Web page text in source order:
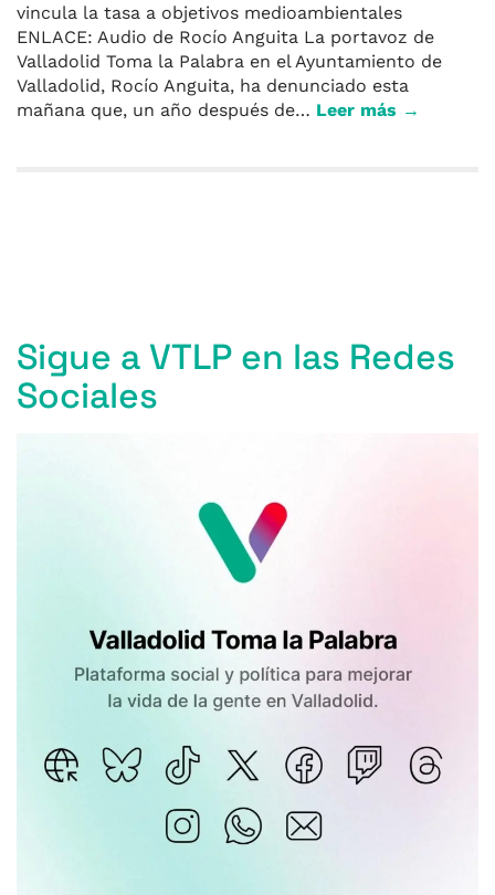
vincula la tasa a objetivos medioambientales
ENLACE: Audio de Rocío Anguita La portavoz de
Valladolid Toma la Palabra en el Ayuntamiento de
Valladolid, Rocío Anguita, ha denunciado esta
mañana que, un año después de… Leer más →
Sigue a VTLP en las Redes
Sociales